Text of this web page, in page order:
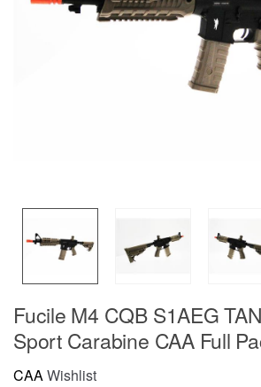
Fucile M4 CQB S1AEG
Sport Carabine CAA Full
CAAWishlist